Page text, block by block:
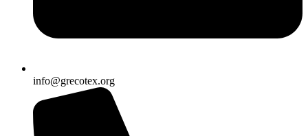
info@grecotex.org